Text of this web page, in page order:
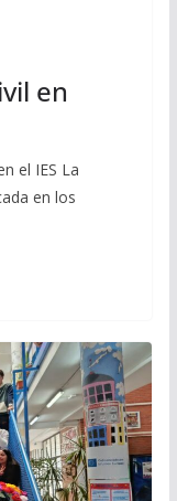
en
el IES La
en los